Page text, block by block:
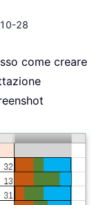
28
come creare